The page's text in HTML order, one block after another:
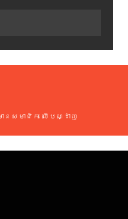
ាន​សមាជិក លើ​បណ្ដាញ